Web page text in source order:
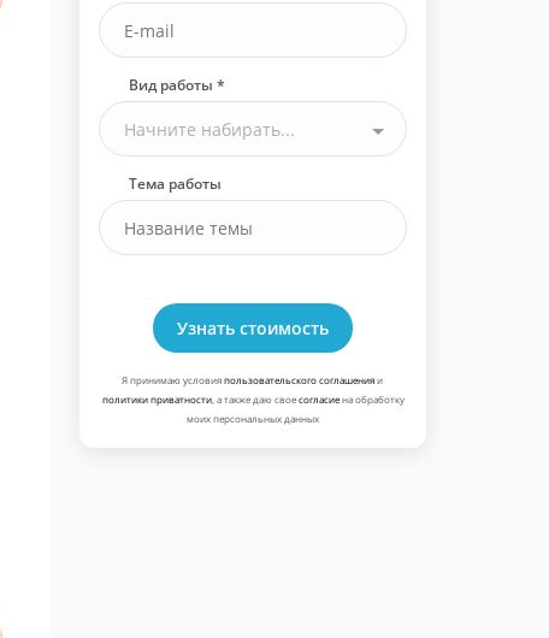
Вид работы *
Начните набирать...
Тема работы
Узнать стоимость
Я принимаю условияпользовательского соглашенияи
политики приватности, а также даю своесогласиена обработку
моих персональных данных